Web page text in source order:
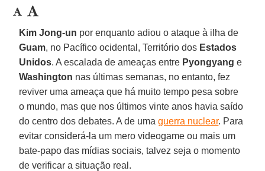
Kim Jong-un por enquanto adiou o ataque à ilha de
Guam, no Pacífico ocidental, Território dos Estados
Unidos. A escalada de ameaças entre Pyongyang e
Washington nas últimas semanas, no entanto, fez
reviver uma ameaça que há muito tempo pesa sobre
o mundo, mas que nos últimos vinte anos havia saído
do centro dos debates. A de umaguerra nuclear. Para
evitar considerá-la um mero videogame ou mais um
bate-papo das mídias sociais, talvez seja o momento
de verificar a situação real.